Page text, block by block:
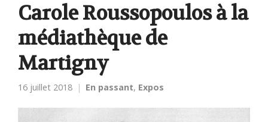
Carole Roussopoulos à la
médiathèque de
Martigny
16 juillet 2018 En passant, Expos